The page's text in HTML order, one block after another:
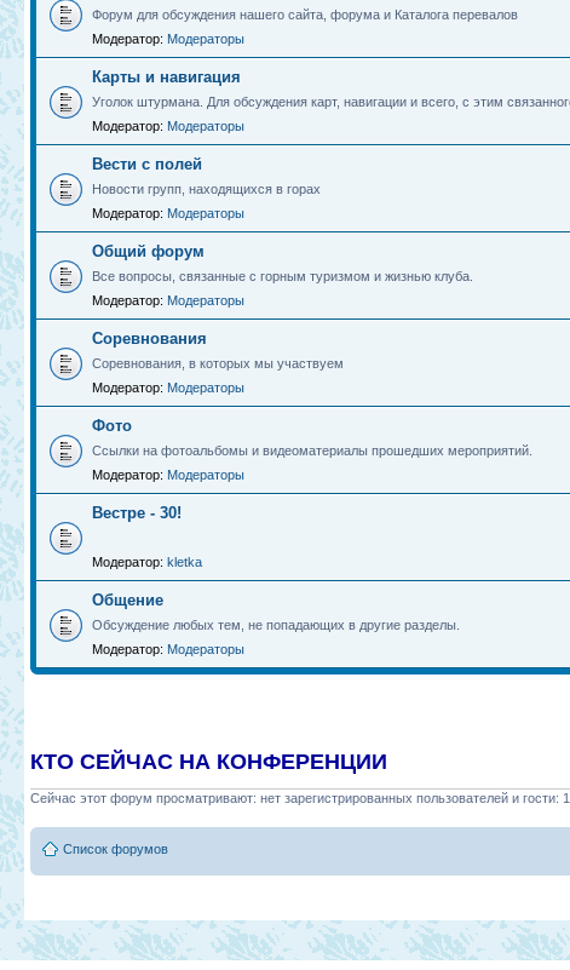
Форум для обсуждения нашего сайта, форума и Каталога перевалов
Модератор: Модераторы
Карты и навигация
Уголок штурмана. Для обсуждения карт, навигации и всего, с этим
Модератор: Модераторы
Вести с полей
Новости групп, находящихся в горах
Модератор: Модераторы
Общий форум
Все вопросы, связанные с горным туризмом и жизнью клуба.
Модератор: Модераторы
Соревнования
Соревнования, в которых мы участвуем
Модератор: Модераторы
Фото
Ссылки на фотоальбомы и видеоматериалы прошедших мероприятий.
Модератор: Модераторы
Вестре - 30!
Модератор: kletka
Общение
Обсуждение любых тем, не попадающих в другие разделы.
Модератор: Модераторы
КТО СЕЙЧАС НА КОНФЕРЕНЦИИ
Сейчас этот форум просматривают: нет зарегистрированных пользователей и гости: 1
Список форумов